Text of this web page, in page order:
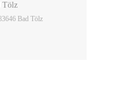
Tölz
Bad Tölz